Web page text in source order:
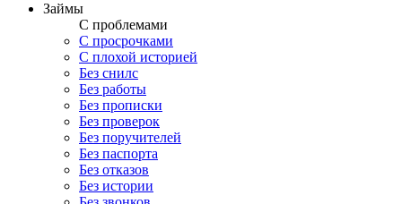
Займы
С проблемами
С просрочками
С плохой историей
Без снилс
Без работы
Без прописки
Без проверок
Без поручителей
Без паспорта
Без отказов
Без истории